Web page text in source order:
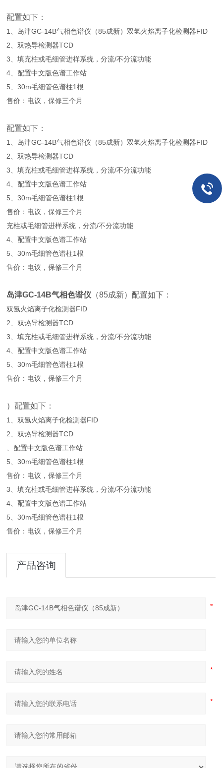
配置如下：
1、 岛津GC-14B气相色谱仪（85成新）双氢火焰离子化检测器FID
2、双热导检测器TCD
3、填充柱或毛细管进样系统，分流/不分流功能
4、配置中文版色谱工作站
5、30m毛细管色谱柱1根
售价：电议，保修三个月
配置如下：
1、 岛津GC-14B气相色谱仪（85成新）双氢火焰离子化检测器FID
2、双热导检测器TCD
3、填充柱或毛细管进样系统，分流/不分流功能
4、配置中文版色谱工作站
5、30m毛细管色谱柱1根
售价：电议，保修三个月
充柱或毛细管进样系统，分流/不分流功能
4、配置中文版色谱工作站
5、30m毛细管色谱柱1根
售价：电议，保修三个月
岛津GC-14B气相色谱仪 （85成新）配置如下：
双氢火焰离子化检测器FID
2、双热导检测器TCD
3、填充柱或毛细管进样系统，分流/不分流功能
4、配置中文版色谱工作站
5、30m毛细管色谱柱1根
售价：电议，保修三个月
）配置如下：
1、双氢火焰离子化检测器FID
2、双热导检测器TCD
、配置中文版色谱工作站
5、30m毛细管色谱柱1根
售价：电议，保修三个月
3、填充柱或毛细管进样系统，分流/不分流功能
4、配置中文版色谱工作站
5、30m毛细管色谱柱1根
售价：电议，保修三个月
产品咨询